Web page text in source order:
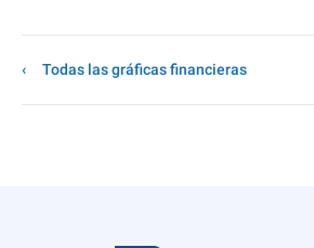
Todas las gráficas financieras